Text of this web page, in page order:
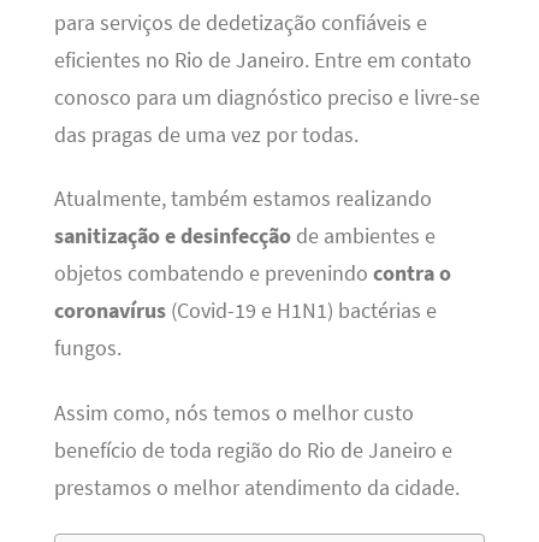
para serviços de dedetização confiáveis e
eficientes no Rio de Janeiro. Entre em contato
conosco para um diagnóstico preciso e livre-se
das pragas de uma vez por todas.
Atualmente, também estamos realizando
sanitização e desinfecçãode ambientes e
objetos combatendo e prevenindo contra o
coronavírus(Covid-19 e H1N1) bactérias e
fungos.
Assim como, nós temos o melhor custo
benefício de toda região do Rio de Janeiro e
prestamos o melhor atendimento da cidade.